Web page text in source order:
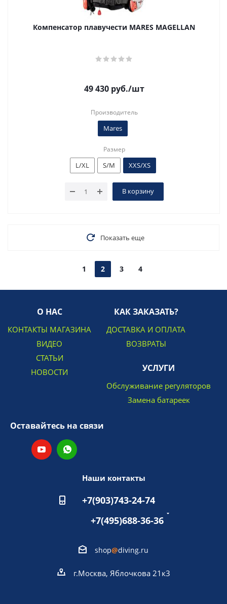
Компенсатор плавучести MARES MAGELLAN
49 430руб./шт
Производитель
Mares
Размер
L/XL S/M XXS/XS
В корзину
Показать еще
1 2 3 4
О НАС
КОНТАКТЫ МАГАЗИНА
ВИДЕО
СТАТЬИ
НОВОСТИ
КАК ЗАКАЗАТЬ?
ДОСТАВКА И ОПЛАТА
ВОЗВРАТЫ
УСЛУГИ
Обслуживание регуляторов
Замена батареек
Оставайтесь на связи
Наши контакты
+7(903)743-24-74
+7(495)688-36-36
shop@diving.ru
г.Москва, Яблочкова 21к3